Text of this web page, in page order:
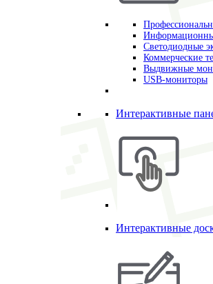
Светодиодные
Коммерческие
Выдвижные
USB-мониторы
Интерактивные
Интерактивные